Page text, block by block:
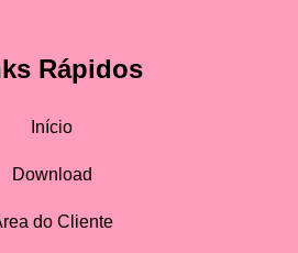
Rápidos
Início
Download
do Cliente